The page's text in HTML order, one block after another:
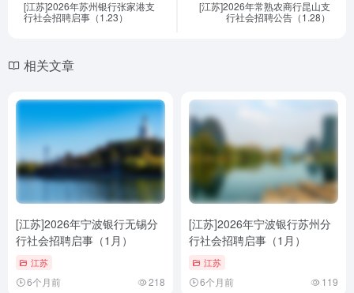
[江苏]2026年苏州银行张家港支
行社会招聘启事（1.23）
[江苏]2026年常熟农商行昆山支
行社会招聘公告（1.28）
相关文章
[江苏]2026年宁波银行无锡分
行社会招聘启事（1月）
江苏
6个月前 218
[江苏]2026年宁波银行苏州分
行社会招聘启事（1月）
江苏
6个月前 119